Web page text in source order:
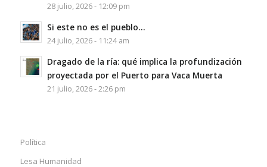
28 julio, 2026 - 12:09 pm
Si este no es el pueblo…
24 julio, 2026 - 11:24 am
Dragado de la ría: qué implica la profundización
proyectada por el Puerto para Vaca Muerta
21 julio, 2026 - 2:26 pm
Política
Lesa Humanidad